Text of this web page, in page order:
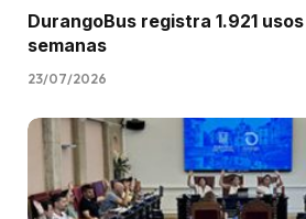
DurangoBus registra 1.921
semanas
23/07/2026